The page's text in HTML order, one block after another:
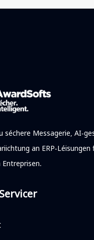
séchere Messagerie, AI-
an ERP-